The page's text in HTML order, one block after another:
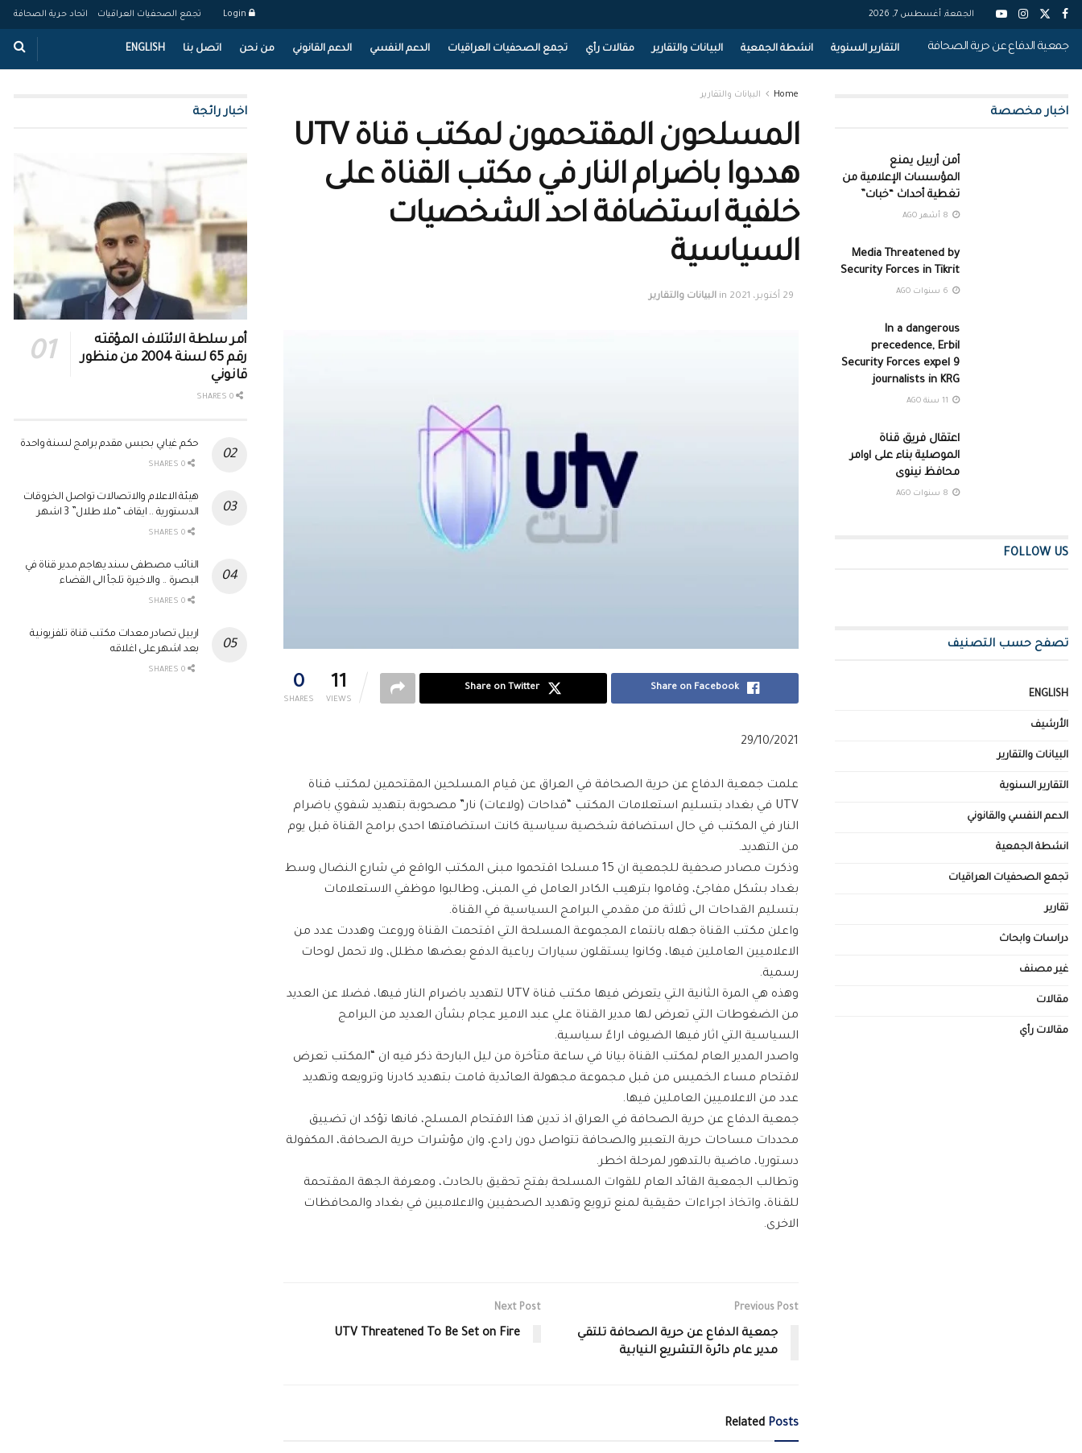
الجمعة, أغسطس 7, 2026 تجمع الصحفيات العراقيات اتحاد حرية الصحافة
جمعية الدفاع عن حرية الصحافة التقارير السنوية انشطة الجمعية البيانات والتقارير مقالات رأي تجمع الصحفيات العراقيات الدعم النفسي الدعم القانوني من نحن اتصل بنا ENGLISH
Home البيانات والتقارير
المسلحون المقتحمون لمكتب قناة UTV
هددوا باضرام النار في مكتب القناة على
خلفية استضافة احد الشخصيات
السياسية
29 أكتوبر، 2021 in البيانات والتقارير
0
SHARES
11
VIEWS
Share on Facebook
Share on Twitter
29/10/2021
علمت جمعية الدفاع عن حرية الصحافة في العراق عن قيام المسلحين المقتحمين لمكتب قناة
UTV في بغداد بتسليم استعلامات المكتب “قداحات (ولاعات) نار” مصحوبة بتهديد شفوي باضرام
النار في المكتب في حال استضافة شخصية سياسية كانت استضافتها احدى برامج القناة قبل يوم
من التهديد.
وذكرت مصادر صحفية للجمعية ان 15 مسلحا اقتحموا مبنى المكتب الواقع في شارع النضال وسط
بغداد بشكل مفاجئ، وقاموا بترهيب الكادر العامل في المبنى، وطالبوا موظفي الاستعلامات
بتسليم القداحات الى ثلاثة من مقدمي البرامج السياسية في القناة.
واعلن مكتب القناة جهله بانتماء المجموعة المسلحة التي اقتحمت القناة وروعت وهددت عدد من
الاعلاميين العاملين فيها، وكانوا يستقلون سيارات رباعية الدفع بعضها مظلل، ولا تحمل لوحات
رسمية.
وهذه هي المرة الثانية التي يتعرض فيها مكتب قناة UTV لتهديد باضرام النار فيها، فضلا عن العديد
من الضغوطات التي تعرض لها مدير القناة علي عبد الامير عجام بشأن العديد من البرامج
السياسية التي اثار فيها الضيوف اراءً سياسية.
واصدر المدير العام لمكتب القناة بيانا في ساعة متأخرة من ليل البارحة ذكر فيه ان “المكتب تعرض
لاقتحام مساء الخميس من قبل مجموعة مجهولة العائدية قامت بتهديد كادرنا وترويعه وتهديد
عدد من الاعلاميين العاملين فيها.
جمعية الدفاع عن حرية الصحافة في العراق اذ تدين هذا الاقتحام المسلح، فانها تؤكد ان تضييق
محددات مساحات حرية التعبير والصحافة تتواصل دون رادع، وان مؤشرات حرية الصحافة، المكفولة
دستوريا، ماضية بالتدهور لمرحلة اخطر.
وتطالب الجمعية القائد العام للقوات المسلحة بفتح تحقيق بالحادث، ومعرفة الجهة المقتحمة
للقناة، واتخاذ اجراءات حقيقية لمنع ترويع وتهديد الصحفيين والاعلاميين في بغداد والمحافظات
الاخرى.
Previous Post
جمعية الدفاع عن حرية الصحافة تلتقي
مدير عام دائرة التشريع النيابية
Next Post
UTV Threatened To Be Set on Fire
Related Posts
اخبار مخصصة
أمن أربيل يمنع
المؤسسات الإعلامية من
تغطية أحداث “خبات”
Media Threatened by
Security Forces in Tikrit
In a dangerous
precedence, Erbil
Security Forces expel 9
journalists in KRG
اعتقال فريق قناة
الموصلية بناء على اوامر
محافظ نينوى
FOLLOW US
تصفح حسب التصنيف
ENGLISH
الأرشيف
البيانات والتقارير
التقارير السنوية
الدعم النفسي والقانوني
انشطة الجمعية
تجمع الصحفيات العراقيات
تقارير
دراسات وابحاث
غير مصنف
مقالات
مقالات رأي
اخبار رائجة
أمر سلطة الائتلاف المؤقته
رقم 65 لسنة 2004 من منظور
قانوني
حكم غيابي بحبس مقدم برامج لسنة واحدة
هيئة الاعلام والاتصالات تواصل الخروقات
الدستورية .. ايقاف “ملا طلال” 3 اشهر
النائب مصطفى سند يهاجم مدير قناة في
البصرة .. والاخيرة تلجأ الى القضاء
اربيل تصادر معدات مكتب قناة تلفزيونية
بعد اشهر على اغلاقه